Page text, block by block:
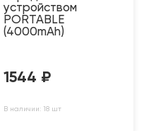
устройством
PORTABLE
(4000mAh)
1544 ₽
В наличии: 18 шт